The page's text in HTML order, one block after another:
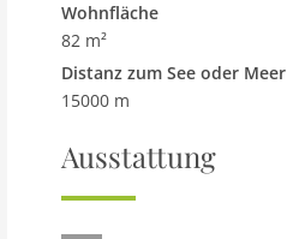
Wohnfläche
82 m²
Distanz zum See oder Meer
15000 m
Ausstattung